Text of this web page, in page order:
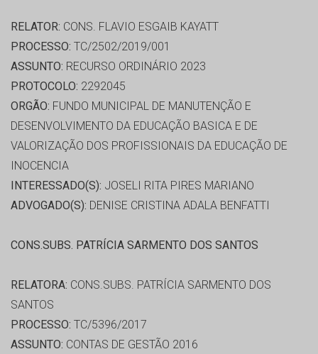
RELATOR: CONS. FLAVIO ESGAIB KAYATT
PROCESSO: TC/2502/2019/001
ASSUNTO: RECURSO ORDINÁRIO 2023
PROTOCOLO: 2292045
ORGÃO: FUNDO MUNICIPAL DE MANUTENÇÃO E
DESENVOLVIMENTO DA EDUCAÇÃO BASICA E DE
VALORIZAÇÃO DOS PROFISSIONAIS DA EDUCAÇÃO DE
INOCENCIA
INTERESSADO(S): JOSELI RITA PIRES MARIANO
ADVOGADO(S): DENISE CRISTINA ADALA BENFATTI
CONS.SUBS. PATRÍCIA SARMENTO DOS SANTOS
RELATORA: CONS.SUBS. PATRÍCIA SARMENTO DOS
SANTOS
PROCESSO: TC/5396/2017
ASSUNTO: CONTAS DE GESTÃO 2016